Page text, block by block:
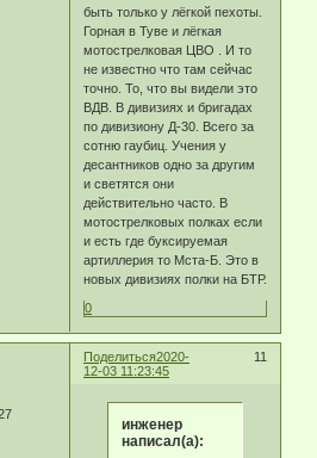
быть только у лёгкой пехоты.
Горная в Туве и лёгкая
мотострелковая ЦВО . И то
не известно что там сейчас
точно. То, что вы видели это
ВДВ. В дивизиях и бригадах
по дивизиону Д-30. Всего за
сотню гаубиц. Учения у
десантников одно за другим
и светятся они
действительно часто. В
мотострелковых полках если
и есть где буксируемая
артиллерия то Мста-Б. Это в
новых дивизиях полки на БТР.
0
Поделиться 11
2020-
12-03 11:23:45
инженер
написал(а):